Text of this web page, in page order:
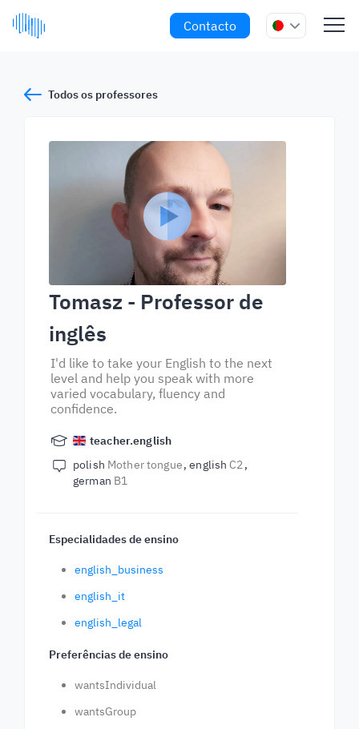
Contacto
Todos os professores
Tomasz - Professor de
inglês
I'd like to take your English to the next
level and help you speak with more
varied vocabulary, fluency and
confidence.
teacher.english
polish Mother tongue english C2
german B1
Especialidades de ensino
english_business
english_it
english_legal
Preferências de ensino
wantsIndividual
wantsGroup